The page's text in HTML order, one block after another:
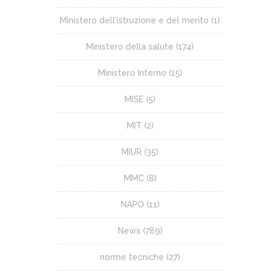
Ministero dell'istruzione e del merito (1)
Ministero della salute (174)
Ministero Interno (15)
MISE (5)
MIT (2)
MIUR (35)
MMC (8)
NAPO (11)
News (789)
norme tecniche (27)